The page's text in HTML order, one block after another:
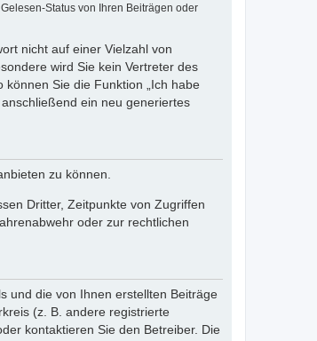
Status von Ihren Beiträgen oder
nicht auf einer Vielzahl von
wird Sie kein Vertreter des
Sie die Funktion „Ich habe
ein neu generiertes
zu können.
Dritter, Zeitpunkte von Zugriffen
oder zur rechtlichen
und die von Ihnen erstellten Beiträge
(z. B. andere registrierte
kontaktieren Sie den Betreiber. Die